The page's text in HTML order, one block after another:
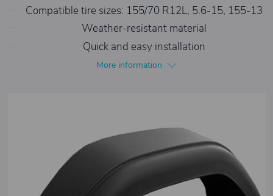
Compatible tire sizes: 155/70 R12L, 5.6-15, 155-13
Weather-resistant material
Quick and easy installation
More information